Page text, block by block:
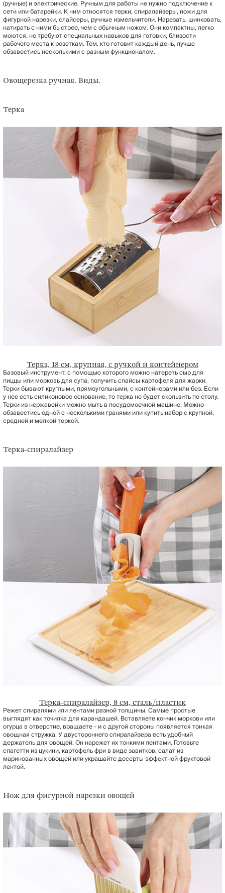
(ручные) и электрические. Ручным для работы не нужно подключение к
сети или батарейки. К ним относятся терки, спиралайзеры, ножи для
фигурной нарезки, слайсеры, ручные измельчители. Нарезать, шинковать,
натирать с ними быстрее, чем с обычным ножом. Они компактны, легко
моются, не требуют специальных навыков для готовки, близости
рабочего места к розеткам. Тем, кто готовит каждый день, лучше
обзавестись несколькими с разным функционалом.
Овощерезка ручная. Виды.
Терка
Терка, 18 см, крупная, с ручкой и контейнером
Базовый инструмент, с помощью которого можно натереть сыр для
пиццы или морковь для супа, получить слайсы картофеля для жарки.
Терки бывают круглыми, прямоугольными, с контейнерами или без. Если
у нее есть силиконовое основание, то терка не будет скользить по столу.
Терки из нержавейки можно мыть в посудомоечной машине. Можно
обзавестись одной с несколькими гранями или купить набор с крупной,
средней и мелкой теркой.
Терка-спиралайзер
Терка-спиралайзер, 8 см, сталь/пластик
Режет спиралями или лентами разной толщины. Самые простые
выглядят как точилка для карандашей. Вставляете кончик моркови или
огурца в отверстие, вращаете - и с другой стороны появляется тонкая
овощная стружка. У двустороннего спиралайзера есть удобный
держатель для овощей. Он нарежет их тонкими лентами. Готовьте
спагетти из цукини, картофель фри в виде завитков, салат из
маринованных овощей или украшайте десерты эффектной фруктовой
лентой.
Нож для фигурной нарезки овощей